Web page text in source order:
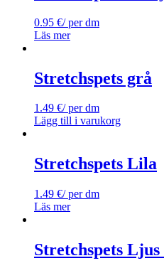
0.95 €/ per dm
Läs mer
Stretchspets grå
1.49 €/ per dm
Lägg till i varukorg
Stretchspets Lila
1.49 €/ per dm
Läs mer
Stretchspets